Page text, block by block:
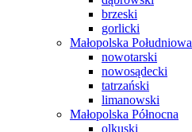
brzeski
gorlicki
Małopolska Południowa
nowotarski
nowosądecki
tatrzański
limanowski
Małopolska Północna
olkuski